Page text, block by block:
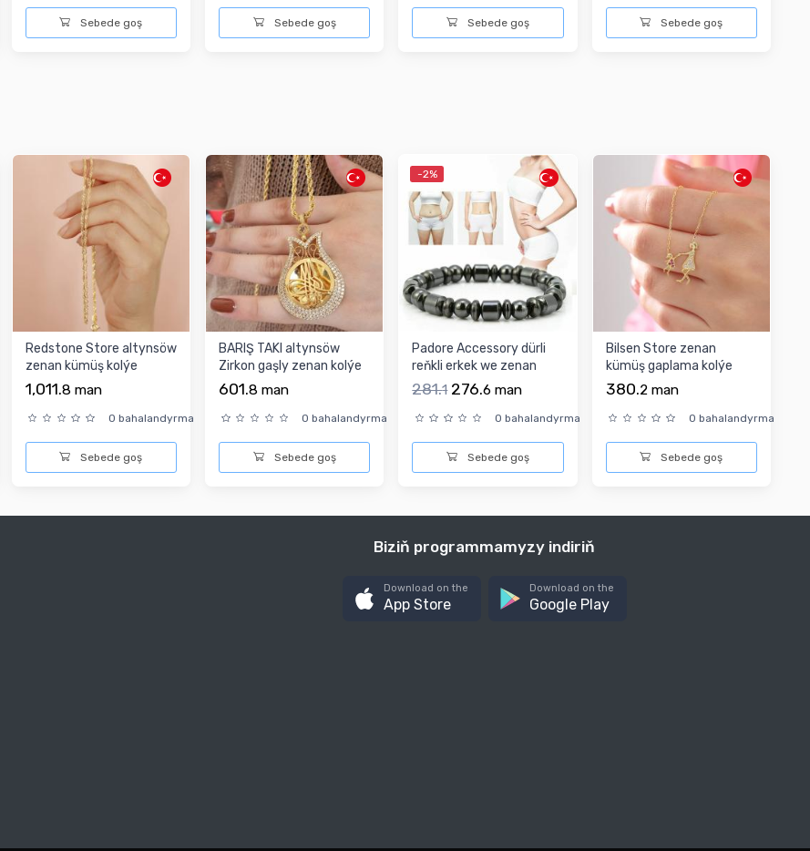
Sebede goş Sebede goş Sebede goş Sebede goş
Redstone Store altynsöw
zenan kümüş kolýe
1,011.8 man
0 bahalandyrma
Sebede goş
BARIŞ TAKI altynsöw
Zirkon gaşly zenan kolýe
601.8 man
0 bahalandyrma
Sebede goş
-2%
Padore Accessory dürli
reňkli erkek we zenan
üçin braslet
281.1 276.6 man
0 bahalandyrma
Sebede goş
Bilsen Store zenan
kümüş gaplama kolýe
380.2 man
0 bahalandyrma
Sebede goş
Biziň programmamyzy indiriň
Download on the
App Store
Download on the
Google Play